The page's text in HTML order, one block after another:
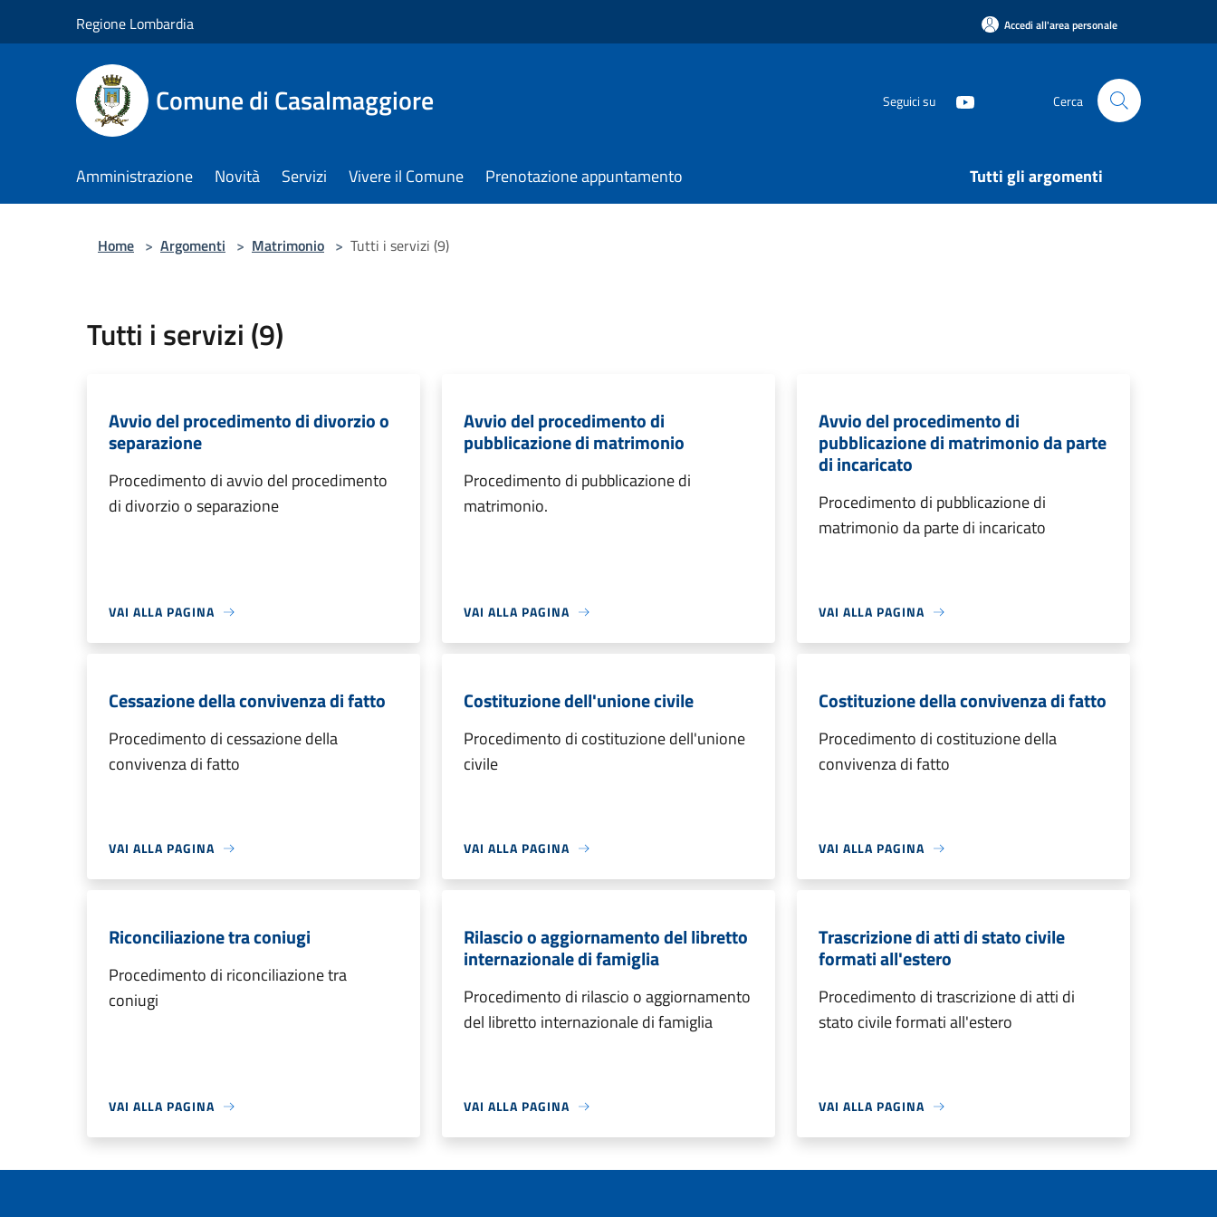
Regione Lombardia Accedi all'area personale
Comune di Casalmaggiore Seguici su Cerca
Amministrazione Novità Servizi Vivere il Comune Prenotazione appuntamento Tutti gli argomenti
Home > Argomenti > Matrimonio > Tutti i servizi (9)
Tutti i servizi (9)
Avvio del procedimento di divorzio o
separazione
Procedimento di avvio del procedimento
di divorzio o separazione
VAI ALLA PAGINA
Avvio del procedimento di
pubblicazione di matrimonio
Procedimento di pubblicazione di
matrimonio.
VAI ALLA PAGINA
Avvio del procedimento di
pubblicazione di matrimonio da parte
di incaricato
Procedimento di pubblicazione di
matrimonio da parte di incaricato
VAI ALLA PAGINA
Cessazione della convivenza di fatto
Procedimento di cessazione della
convivenza di fatto
VAI ALLA PAGINA
Costituzione dell'unione civile
Procedimento di costituzione dell'unione
civile
VAI ALLA PAGINA
Costituzione della convivenza di fatto
Procedimento di costituzione della
convivenza di fatto
VAI ALLA PAGINA
Riconciliazione tra coniugi
Procedimento di riconciliazione tra
coniugi
VAI ALLA PAGINA
Rilascio o aggiornamento del libretto
internazionale di famiglia
Procedimento di rilascio o aggiornamento
del libretto internazionale di famiglia
VAI ALLA PAGINA
Trascrizione di atti di stato civile
formati all'estero
Procedimento di trascrizione di atti di
stato civile formati all'estero
VAI ALLA PAGINA